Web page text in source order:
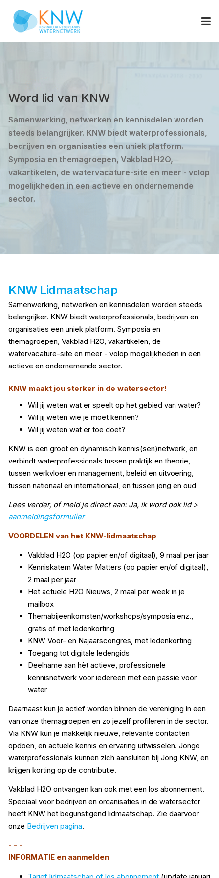
Word lid van KNW
Samenwerking, netwerken en kennisdelen worden
steeds belangrijker. KNW biedt waterprofessionals,
bedrijven en organisaties een uniek platform.
Symposia en themagroepen, Vakblad H2O,
vakartikelen, de watervacature-site en meer - volop
mogelijkheden in een actieve en ondernemende
sector.
KNW Lidmaatschap
Samenwerking, netwerken en kennisdelen worden steeds
belangrijker. KNW biedt waterprofessionals, bedrijven en
organisaties een uniek platform. Symposia en
themagroepen, Vakblad H2O, vakartikelen, de
watervacature-site en meer - volop mogelijkheden in een
actieve en ondernemende sector.
KNW maakt jou sterker in de watersector!
Wil jij weten wat er speelt op het gebied van water?
Wil jij weten wie je moet kennen?
Wil jij weten wat er toe doet?
KNW is een groot en dynamisch kennis(sen)netwerk, en
verbindt waterprofessionals tussen praktijk en theorie,
tussen werkvloer en management, beleid en uitvoering,
tussen nationaal en internationaal, en tussen jong en oud.
Lees verder, of meld je direct aan: Ja, ik word ook lid >
aanmeldingsformulier
VOORDELEN van het KNW-lidmaatschap
Vakblad H2O (op papier en/of digitaal), 9 maal per jaar
Kenniskatern Water Matters (op papier en/of digitaal),
2 maal per jaar
Het actuele H2O Nieuws, 2 maal per week in je
mailbox
Themabijeenkomsten/workshops/symposia enz.,
gratis of met ledenkorting
KNW Voor- en Najaarscongres, met ledenkorting
Toegang tot digitale ledengids
Deelname aan hèt actieve, professionele
kennisnetwerk voor iedereen met een passie voor
water
Daarnaast kun je actief worden binnen de vereniging in een
van onze themagroepen en zo jezelf profileren in de sector.
Via KNW kun je makkelijk nieuwe, relevante contacten
opdoen, en actuele kennis en ervaring uitwisselen. Jonge
waterprofessionals kunnen zich aansluiten bij Jong KNW, en
krijgen korting op de contributie.
Vakblad H2O ontvangen kan ook met een los abonnement.
Speciaal voor bedrijven en organisaties in de watersector
heeft KNW het begunstigend lidmaatschap. Zie daarvoor
onze Bedrijven pagina.
- - -
INFORMATIE en aanmelden